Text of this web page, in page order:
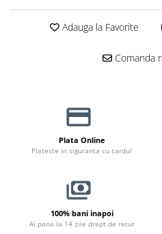
Hrană Umedă Pisică
Pisică Junior
Recompense Pisici
Semi-umede
Adauga la Favorite
Comanda
Plata Online
Plateste in siguranta cu cardul
100% bani inapoi
Ai pana la 14 zile drept de retur